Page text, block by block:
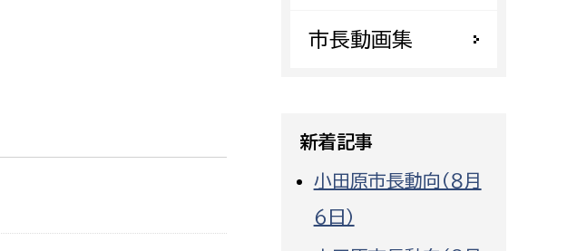
予防課
警防計画課
救急課
市長動画集
新着記事
小田原市長動向（８月
６日）